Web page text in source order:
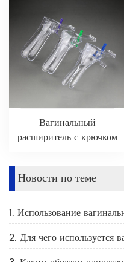
Вагинальный
расширитель с крючком
Новости по теме
1. Использование